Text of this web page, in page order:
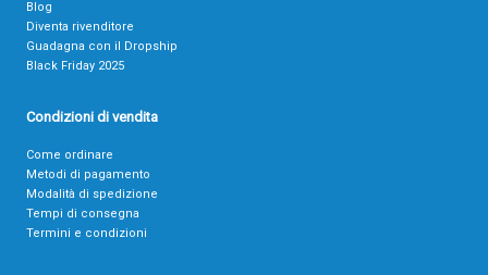
Blog
Diventa rivenditore
Guadagna con il Dropship
Black Friday 2025
Condizioni di vendita
Come ordinare
Metodi di pagamento
Modalità di spedizione
Tempi di consegna
Termini e condizioni